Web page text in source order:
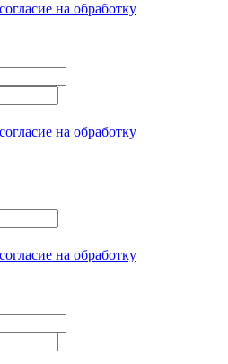
согласие на обработку
согласие на обработку
согласие на обработку